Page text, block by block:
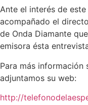
Ante el interés de
acompañado el
de Onda Diamante
emisora ésta
Para más información
adjuntamos su web:
http://